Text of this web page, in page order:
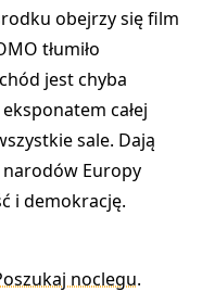
obejrzy się film
tłumiło
jest chyba
całej
sale. Dają
narodów Europy
i demokrację.
noclegu.